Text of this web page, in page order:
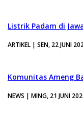
Listrik Padam di
ARTIKEL | SEN, 22 JUNI
Komunitas Ameng
NEWS | MING, 21 JUNI